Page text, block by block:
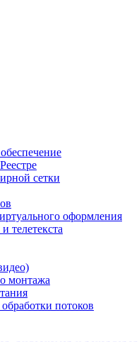
сетки
оформления
телетекста
монтажа
потоков